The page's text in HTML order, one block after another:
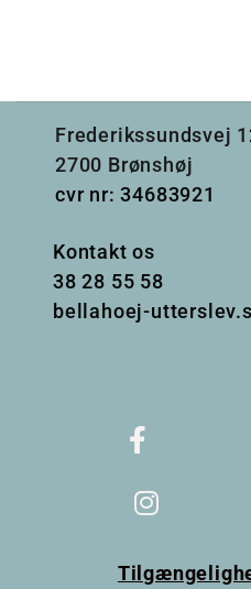
Frederikssundsvej
2700 Brønshøj
cvr nr: 34683921
Kontakt os
38 28 55 58
bellahoej-